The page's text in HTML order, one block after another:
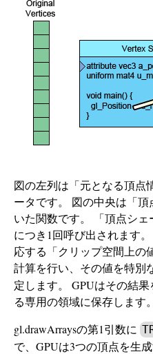
図の左列は「元となる頂点
ータです。 図の中央は「
いた関数です。 「頂点シ
につき1回呼び出されます
応する「クリップ空間上の
計算を行い、その値を特別
定します。 GPUはその結
る専用の領域に保存します。
gl.drawArraysの第1引数に
で、GPUは3つの頂点を生